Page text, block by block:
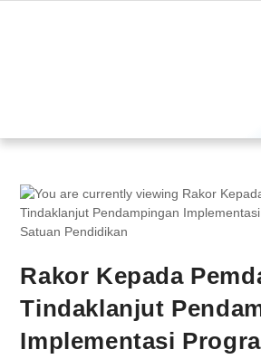
Rakor Kepada
Tindaklanjut
Implementasi